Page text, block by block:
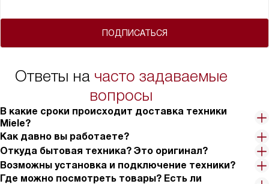
ПОДПИСАТЬСЯ
Ответы на часто задаваемые
вопросы
В какие сроки происходит доставка техники
Miele?
Как давно вы работаете?
Откуда бытовая техника? Это оригинал?
Возможны установка и подключение техники?
Где можно посмотреть товары? Есть ли